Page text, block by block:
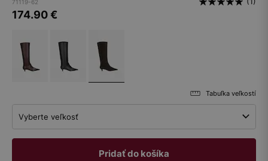
71119-62
174.90€
Tabuľka veľkostí
Vyberte veľkosť
Pridať do košíka